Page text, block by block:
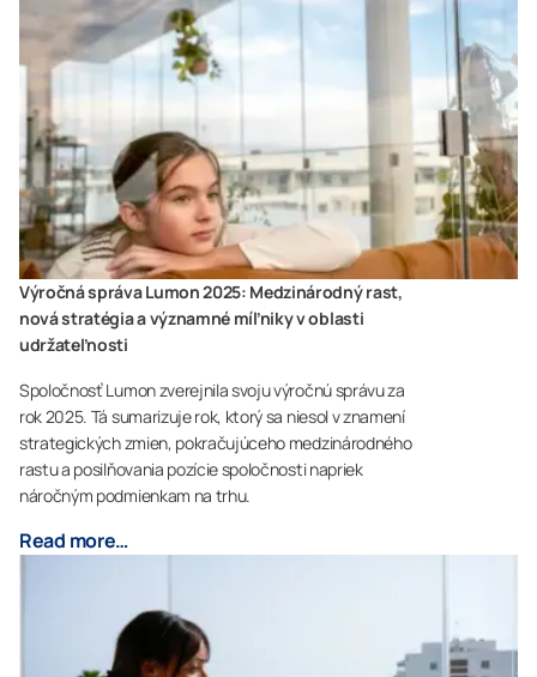
Výročná správa Lumon 2025: Medzinárodný rast,
nová stratégia a významné míľniky v oblasti
udržateľnosti
Spoločnosť Lumon zverejnila svoju výročnú správu za
rok 2025. Tá sumarizuje rok, ktorý sa niesol v znamení
strategických zmien, pokračujúceho medzinárodného
rastu a posilňovania pozície spoločnosti napriek
náročným podmienkam na trhu.
Read more…